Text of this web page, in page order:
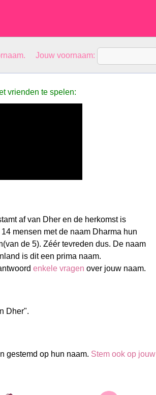
Jouw voornaam:
vrienden te spelen:
af van Dher en de herkomst is
mensen met de naam Dharma hun
de 5). Zéér tevreden dus. De naam
is dit een prima naam.
enkele vragen over jouw naam.
Dher".
gestemd op hun naam. Stem ook op jouw